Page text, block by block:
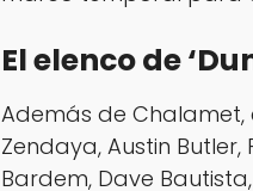
El elenco de
Además de Chalamet,
Zendaya, Austin
Bardem, Dave